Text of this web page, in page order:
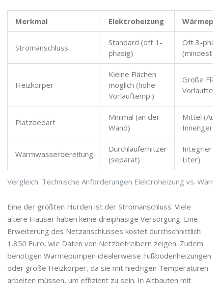
Vergleich: Technische Anforderungen Elektroheizung vs.
Merkmal Elektroheizung
Stromanschluss
Standard (oft 1-
phasig)
Oft 3-
Heizkörper
Kleine Flächen
möglich (hohe
Vorlauftemp.)
Große
Platzbedarf
Minimal (an der
Wand)
Mittel
Warmwasserbereitung
Durchlauferhitzer
(separat)
Integriert
Liter)
Eine der größten Hürden ist der Stromanschluss. Viele
ältere Häuser haben keine dreiphasige Versorgung. Eine
Erweiterung des Netzanschlusses kostet durchschnittlich
1.850 Euro, wie Daten von Netzbetreibern zeigen. Zudem
benötigen Wärmepumpen idealerweise Fußbodenheizungen
oder große Heizkörper, da sie mit niedrigen Temperaturen
arbeiten müssen, um effizient zu sein. In Altbauten mit